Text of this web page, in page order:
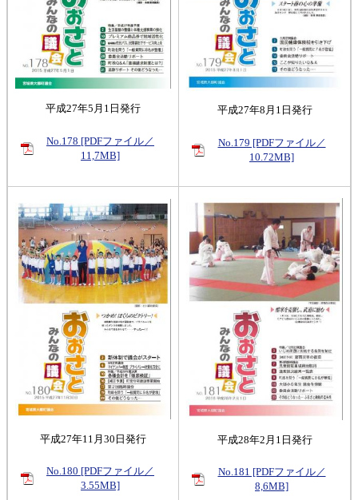
平成27年5月1日発行
No.178 [PDFファイル／
11,7MB]
平成27年8月1日発行
No.179 [PDFファイル／
10.72MB]
平成27年11月30日発行
No.180 [PDFファイル／
3.55MB]
平成28年2月1日発行
No.181 [PDFファイル／
8,6MB]